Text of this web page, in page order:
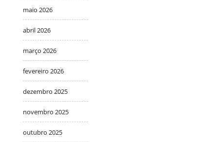
maio 2026
abril 2026
março 2026
fevereiro 2026
dezembro 2025
novembro 2025
outubro 2025